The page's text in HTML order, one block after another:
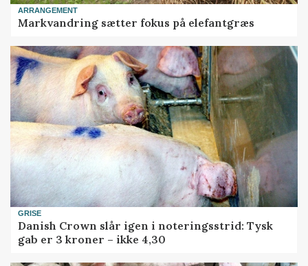
ARRANGEMENT
Markvandring sætter fokus på elefantgræs
GRISE
Danish Crown slår igen i noteringsstrid: Tysk
gab er 3 kroner – ikke 4,30